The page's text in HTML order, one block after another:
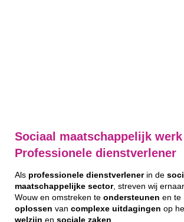
Sociaal maatschappelijk
Professionele dienstverlener
Als professionele dienstverlenerin de
maatschappelijke sector, streven wij
Wouw en omstreken te ondersteunen en te
oplossen van complexe uitdagingen op
welzijn en sociale zaken